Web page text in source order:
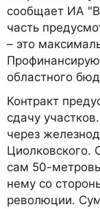
сообщает ИА
часть
– это
областного
Контракт
сдачу
через
Циолковского.
сам 50-
нему со
революции.